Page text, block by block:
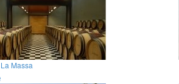
Massa